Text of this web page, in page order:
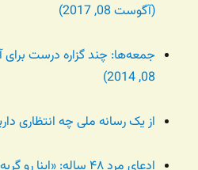
(آگوست 08, 2017)
جمعه‌ها: چند گزاره درست
08, 2014)
از یک رسانه ملی چه انتظاری دارید؟